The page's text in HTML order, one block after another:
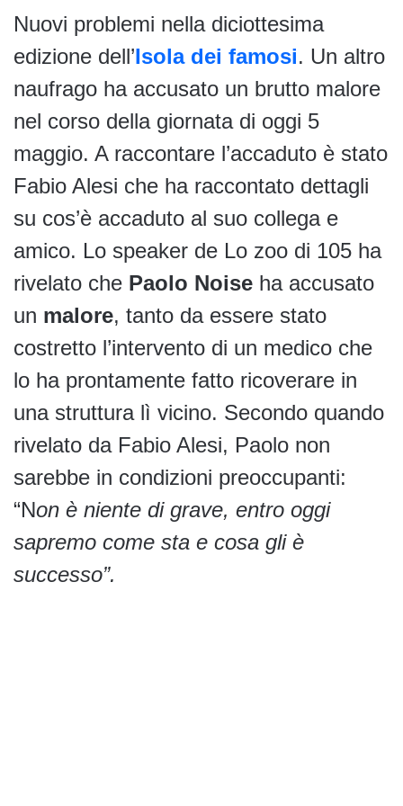
Nuovi problemi nella diciottesima
edizione dell’Isola dei famosi. Un altro
naufrago ha accusato un brutto malore
nel corso della giornata di oggi 5
maggio. A raccontare l’accaduto è stato
Fabio Alesi che ha raccontato dettagli
su cos’è accaduto al suo collega e
amico. Lo speaker de Lo zoo di 105 ha
rivelato che Paolo Noise ha accusato
un malore, tanto da essere stato
costretto l’intervento di un medico che
lo ha prontamente fatto ricoverare in
una struttura lì vicino. Secondo quando
rivelato da Fabio Alesi, Paolo non
sarebbe in condizioni preoccupanti:
“Non è niente di grave, entro oggi
sapremo come sta e cosa gli è
successo”.